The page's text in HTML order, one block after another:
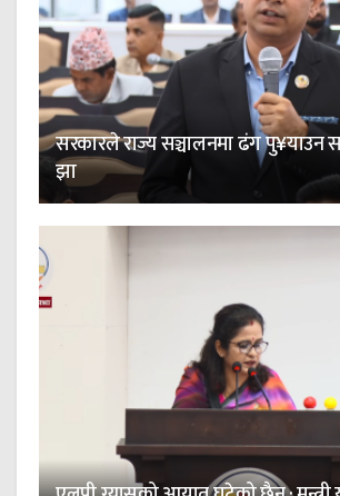
सरकारले राज्य सञ्चालनमा ढंग पु¥याउन
झा